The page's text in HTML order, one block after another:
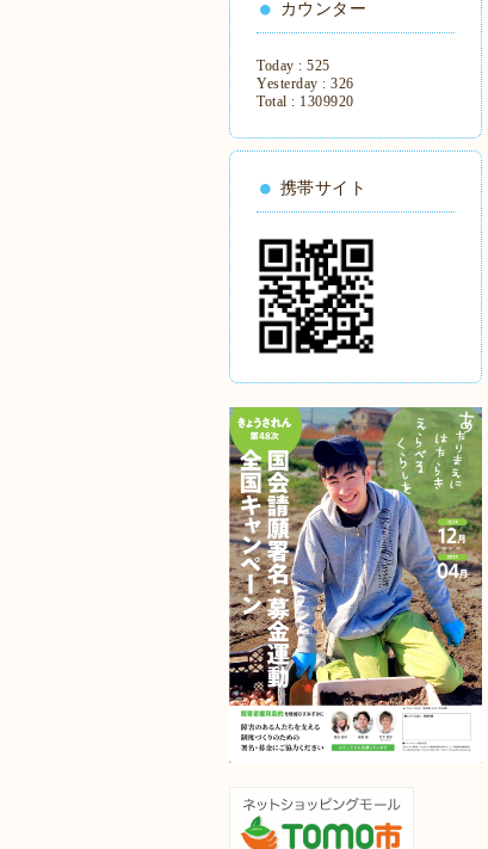
カウンター
Today : 525
Yesterday : 326
Total : 1309920
携帯サイト